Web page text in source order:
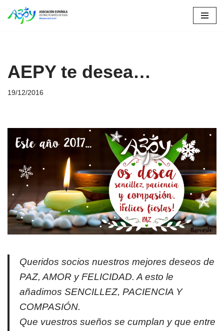
Saltar
AEPY te desea…
19/12/2016
Queridos socios nuestros mejores deseos de
PAZ, AMOR y FELICIDAD. A esto le
añadimos SENCILLEZ, PACIENCIA Y
COMPASIÓN.
Que vuestros sueños se cumplan y que entre